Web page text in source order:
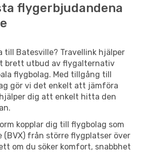
flygerbjudandena
till Batesville? Travellink hjälper
brett utbud av flygalternativ
flygbolag. Med tillgång till
gör vi det enkelt att jämföra
dig att enkelt hitta den
kopplar dig till flygbolag som
från större flygplatser över
om du söker komfort, snabbhet